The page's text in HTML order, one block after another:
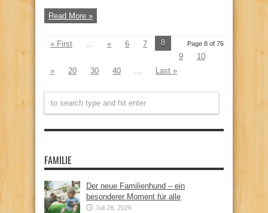
Read More »
Page 8 of 76
« First « 6 7
8
9
10
»
20 30 40 Last »
FAMILIE
Der neue Familienhund – ein
besonderer Moment für alle
Juli 28, 2026